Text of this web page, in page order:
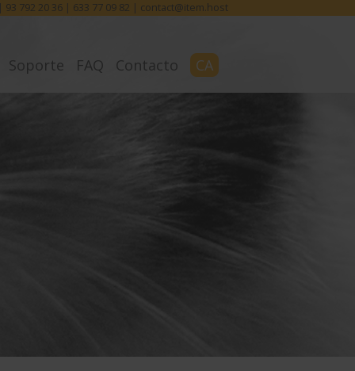
93 792 20 36 | 633 77 09 82 | contact@item.host
Soporte FAQ Contacto CA